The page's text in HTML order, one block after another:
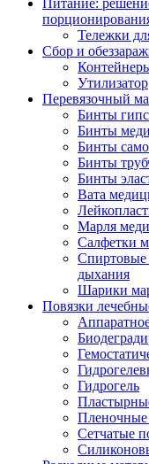
Питание:
Тележки
Сбор и
Утилизатор
Перевязочный
Бинты
Бинты
Бинты
Бинты
Бинты
Вата
Марля
Салфетки
Спиртовые
дыхания
Шарики
Повязки
Гидрогель
Пленочные
Сетчатые